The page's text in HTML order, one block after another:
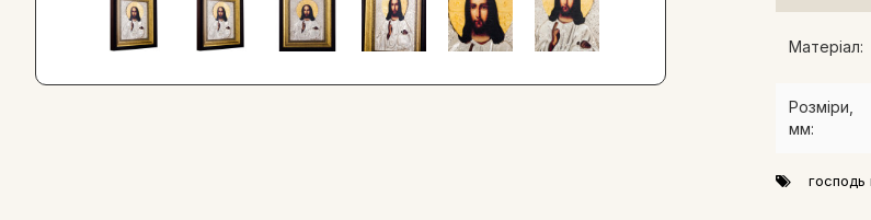
Матеріал:
Розміри,
мм: